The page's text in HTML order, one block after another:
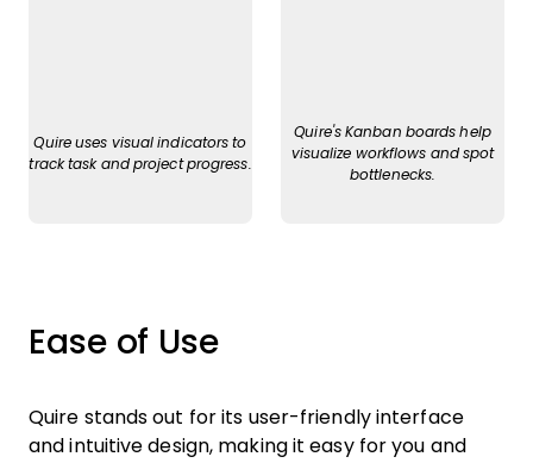
Quire uses visual indicators to
track task and project progress.
Quire's Kanban boards help
visualize workflows and spot
bottlenecks.
Ease of Use
Quire stands out for its user-friendly interface
and intuitive design, making it easy for you and